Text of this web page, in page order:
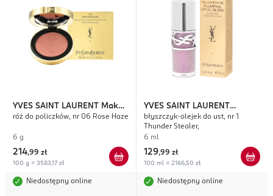
YVES SAINT LAURENT
Make
Me Blush
róż do policzków, nr 06 Rose Haze
6 g
214,99 zł
100 g = 3583,17 zł
Niedostępny online
YVES SAINT LAURENT
Loveshine Plumping
błyszczyk-olejek do ust, nr 1
Thunder Stealer,
6 ml
129,99 zł
100 ml = 2166,50 zł
Niedostępny online